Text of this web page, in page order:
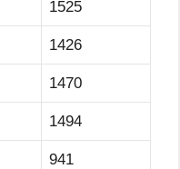
1525
1426
1470
1494
941